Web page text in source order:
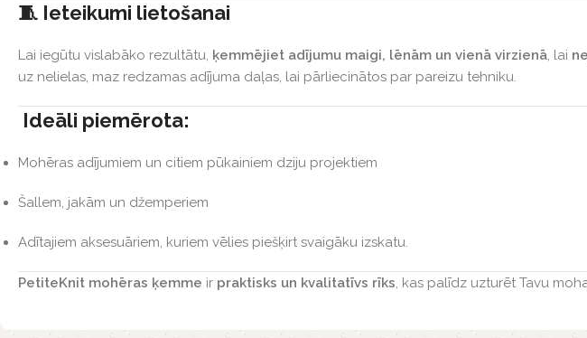
🧵 Ieteikumi lietošanai
Lai iegūtu vislabāko rezultātu, ķemmējiet adījumu maigi, lēnām un vienā virzienā, lai
uz nelielas, maz redzamas adījuma daļas, lai pārliecinātos par pareizu tehniku.
Ideāli piemērota:
Mohēras adījumiem un citiem pūkainiem dziju projektiem
Šallem, jakām un džemperiem
Adītajiem aksesuāriem, kuriem vēlies piešķirt svaigāku izskatu.
PetiteKnit mohēras ķemme ir praktisks un kvalitatīvs rīks, kas palīdz uzturēt Tavu